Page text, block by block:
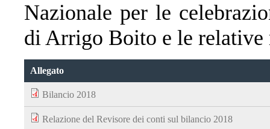
Nazionale per le
di Arrigo Boito e le
Allegato
Bilancio 2018
Relazione del Revisore dei conti sul bilancio 2018